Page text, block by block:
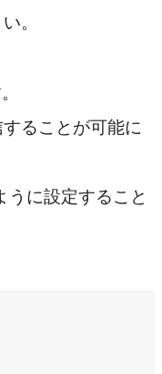
。
ることが可能に
に設定すること